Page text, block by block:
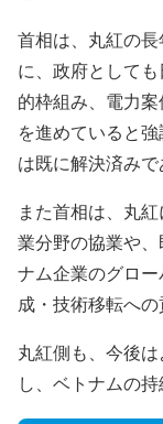
首相は、丸紅の
に、政府として
的枠組み、電力
を進めていると
は既に解決済みで
また首相は、丸
業分野の協業や
ナム企業のグロ
成・技術移転への
丸紅側も、今後
し、ベトナムの